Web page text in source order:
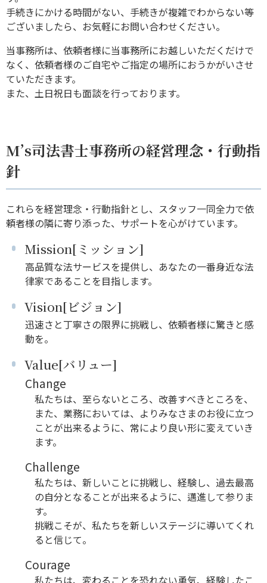
手続きにかける時間がない、手続きが複雑でわからない等
ございましたら、お気軽にお問い合わせください。
当事務所は、依頼者様に当事務所にお越しいただくだけで
なく、依頼者様のご自宅やご指定の場所におうかがいさせ
ていただきます。
また、土日祝日も面談を行っております。
M’s司法書士事務所の経営理念・行動指
針
これらを経営理念・行動指針とし、スタッフ一同全力で依
頼者様の隣に寄り添った、サポートを心がけています。
Mission[ミッション]
高品質な法サービスを提供し、あなたの一番身近な法
律家であることを目指します。
Vision[ビジョン]
迅速さと丁寧さの限界に挑戦し、依頼者様に驚きと感
動を。
Value[バリュー]
Change
私たちは、至らないところ、改善すべきところを、
また、業務においては、よりみなさまのお役に立つ
ことが出来るように、常により良い形に変えていき
ます。
Challenge
私たちは、新しいことに挑戦し、経験し、過去最高
の自分となることが出来るように、邁進して参りま
す。
挑戦こそが、私たちを新しいステージに導いてくれ
ると信じて。
Courage
私たちは、変わることを恐れない勇気、経験したこ